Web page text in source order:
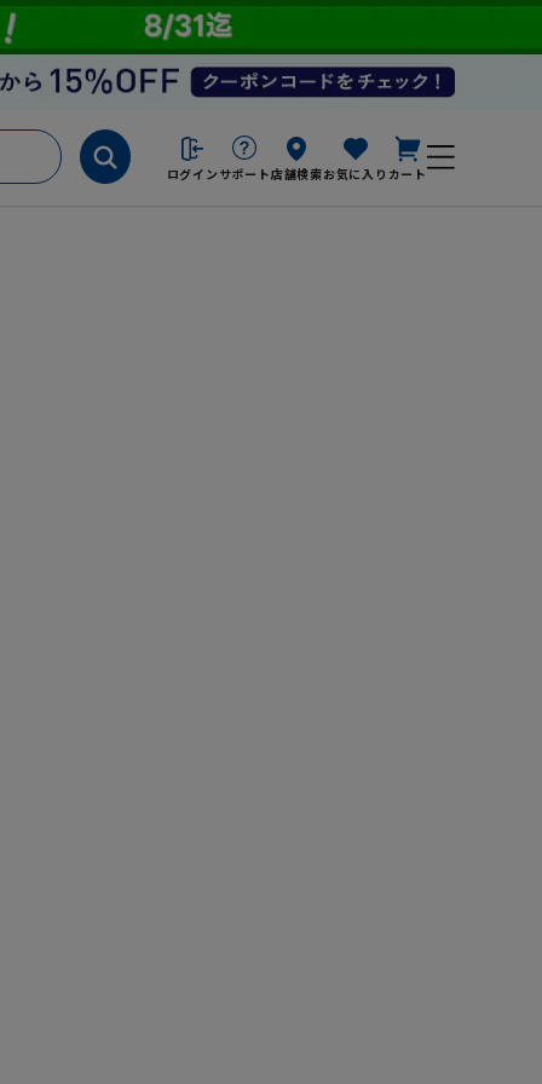
ログイン サポート店舗検索お気に入り カート